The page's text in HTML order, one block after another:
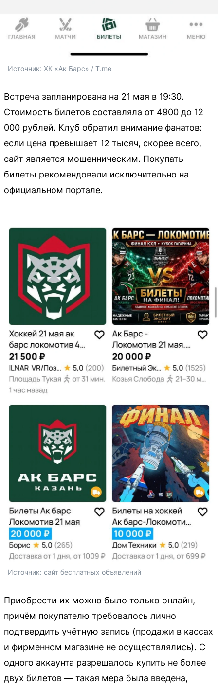
Источник: ХК «Ак Барс» / T.me
Встреча запланирована на 21 мая в 19:30.
Стоимость билетов составляла от 4900 до 12
000 рублей. Клуб обратил внимание фанатов:
если цена превышает 12 тысяч, скорее всего,
сайт является мошенническим. Покупать
билеты рекомендовали исключительно на
официальном портале.
Источник: сайт бесплатных объявлений
Приобрести их можно было только онлайн,
причём покупателю требовалось лично
подтвердить учётную запись (продажи в кассах
и фирменном магазине не осуществлялись). С
одного аккаунта разрешалось купить не более
двух билетов — такая мера была введена,